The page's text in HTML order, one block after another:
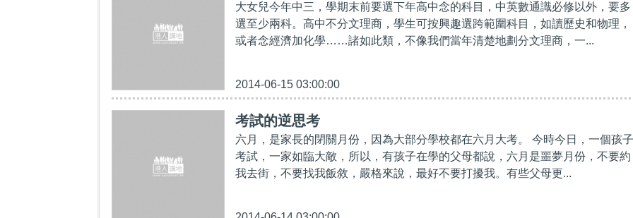
大女兒今年中三，學期末前要選下年高中念的科目，中英數通識必修以外，要多
選至少兩科。高中不分文理商，學生可按興趣選跨範圍科目，如讀歷史和物理，
或者念經濟加化學……諸如此類，不像我們當年清楚地劃分文理商，一...
2014-06-15 03:00:00
考試的逆思考
六月，是家長的閉關月份，因為大部分學校都在六月大考。 今時今日，一個孩子
考試，一家如臨大敵，所以，有孩子在學的父母都說，六月是噩夢月份，不要約
我去街，不要找我飯敘，嚴格來說，最好不要打擾我。有些父母更...